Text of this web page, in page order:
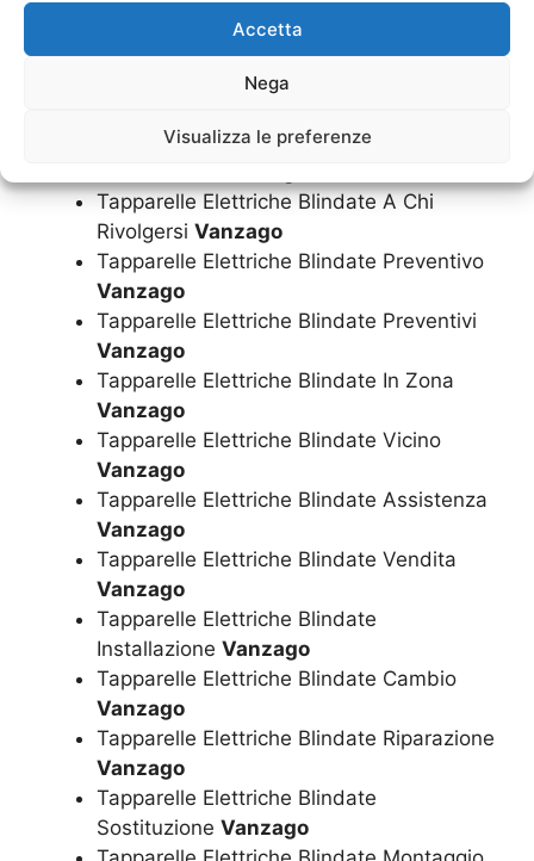
Accetta
Nega
Visualizza le preferenze
Tapparelle Elettriche Blindate Prezzo
Vanzago
Tapparelle Elettriche Blindate Prezzi
Tapparelle Elettriche Blindate
Tapparelle Elettriche Blindate A Chi
Rivolgersi Vanzago
Tapparelle Elettriche Blindate Preventivo
Vanzago
Tapparelle Elettriche Blindate Preventivi
Vanzago
Tapparelle Elettriche Blindate In Zona
Vanzago
Tapparelle Elettriche Blindate Vicino
Vanzago
Tapparelle Elettriche Blindate Assistenza
Vanzago
Tapparelle Elettriche Blindate Vendita
Vanzago
Tapparelle Elettriche Blindate
Installazione Vanzago
Tapparelle Elettriche Blindate Cambio
Vanzago
Tapparelle Elettriche Blindate Riparazione
Vanzago
Tapparelle Elettriche Blindate
Sostituzione Vanzago